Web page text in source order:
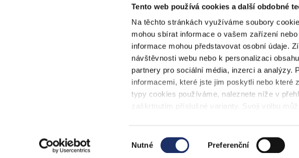
Tento web používá cookies a další obdobné
Na těchto stránkách využíváme soubory
mohou sbírat informace o vašem zařízení
informace mohou představovat osobní údaje.
návštěvnosti webu nebo k personalizaci
partnery pro sociální média, inzerci a analýzy.
informacemi, které jste jim poskytli nebo
typy cookies používáme, naleznete níže v
zaškrtnutím příslušné varianty. Svoji volbu
souhlasu
Nutné Preferenční
Kontaktní formulář
Napsat zprávu 267 053 464
tepelnestudio@pre.cz
PREdistribuce PREenergo